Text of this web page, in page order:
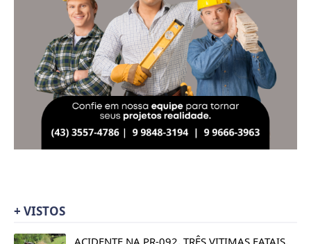
+ VISTOS
ACIDENTE NA PR-092, TRÊS VITIMAS FATAIS,